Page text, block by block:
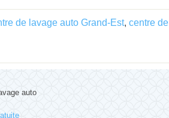
de lavage auto Grand-Est, centre de
auto